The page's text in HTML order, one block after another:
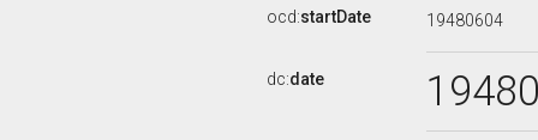
ocd:startDate 19480604
dc:date